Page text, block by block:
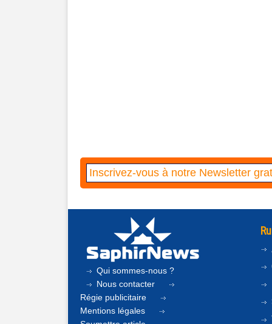
Qui sommes-nous ?
Nous contacter
Régie publicitaire
Mentions légales